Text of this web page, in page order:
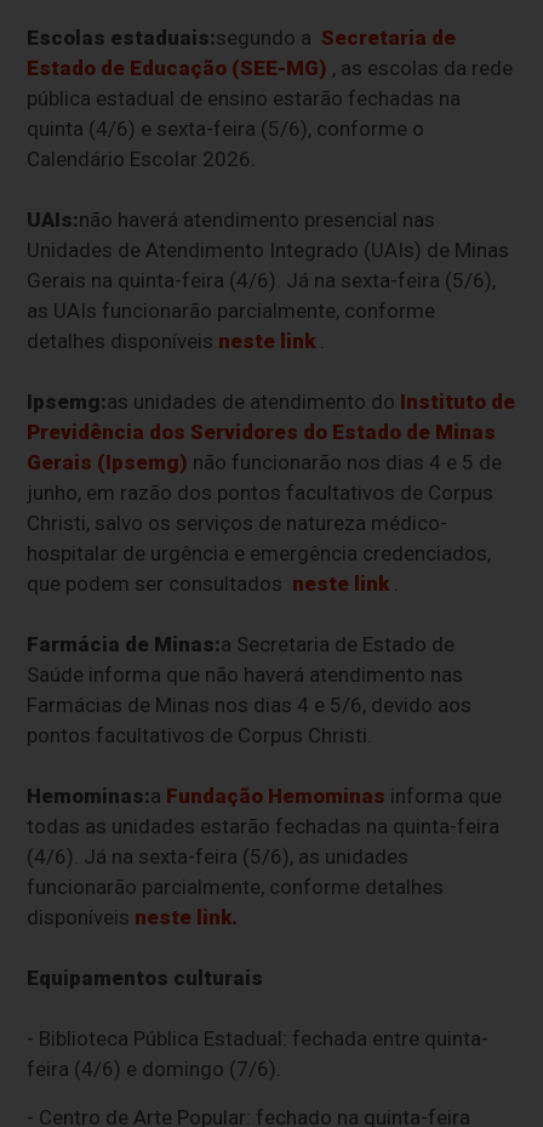
Escolas estaduais:segundo a Secretaria de
Estado de Educação (SEE-MG) , as escolas da rede
pública estadual de ensino estarão fechadas na
quinta (4/6) e sexta-feira (5/6), conforme o
Calendário Escolar 2026.
UAIs:não haverá atendimento presencial nas
Unidades de Atendimento Integrado (UAIs) de Minas
Gerais na quinta-feira (4/6). Já na sexta-feira (5/6),
as UAIs funcionarão parcialmente, conforme
detalhes disponíveis neste link .
Ipsemg:as unidades de atendimento do Instituto de
Previdência dos Servidores do Estado de Minas
Gerais (Ipsemg) não funcionarão nos dias 4 e 5 de
junho, em razão dos pontos facultativos de Corpus
Christi, salvo os serviços de natureza médico-
hospitalar de urgência e emergência credenciados,
que podem ser consultados neste link .
Farmácia de Minas:a Secretaria de Estado de
Saúde informa que não haverá atendimento nas
Farmácias de Minas nos dias 4 e 5/6, devido aos
pontos facultativos de Corpus Christi.
Hemominas:a Fundação Hemominas informa que
todas as unidades estarão fechadas na quinta-feira
(4/6). Já na sexta-feira (5/6), as unidades
funcionarão parcialmente, conforme detalhes
disponíveis neste link.
Equipamentos culturais
- Biblioteca Pública Estadual: fechada entre quinta-
feira (4/6) e domingo (7/6).
- Centro de Arte Popular: fechado na quinta-feira